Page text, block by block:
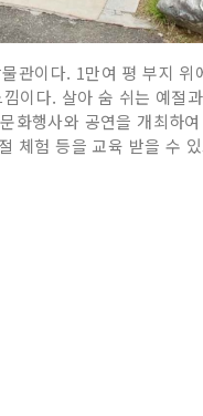
관이다. 1만여 평 부지
이다. 살아 숨 쉬는 예절
행사와 공연을 개최하
체험 등을 교육 받을 수